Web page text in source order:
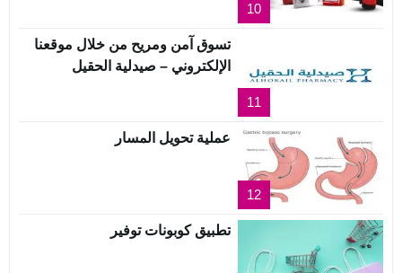
10
11
تسوق آمن ومريح من خلال موقعنا
الإلكتروني – صيدلية الحقيل
12
عملية تحويل المسار
تطبيق كوبونات توفير